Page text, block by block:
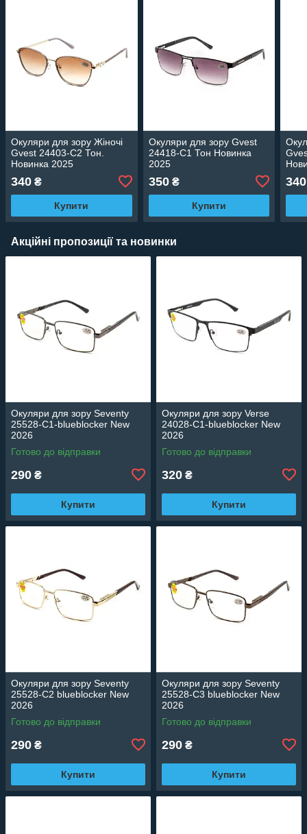
Окуляри для зору Жіночі
Gvest 24403-C2 Тон.
Новинка 2025
340 ₴
Купити
Окуляри для зору Gvest
24418-C1 Тон Новинка
2025
350₴
Купити
340
Акційні пропозиції та новинки
Окуляри для зору Seventy
25528-C1-blueblocker New
2026
Готово до відправки
290 ₴
Купити
Окуляри для зору Verse
24028-C1-blueblocker New
2026
Готово до відправки
320 ₴
Купити
Окуляри для зору Seventy
25528-C2 blueblocker New
2026
Готово до відправки
290 ₴
Купити
Окуляри для зору Seventy
25528-C3 blueblocker New
2026
Готово до відправки
290 ₴
Купити